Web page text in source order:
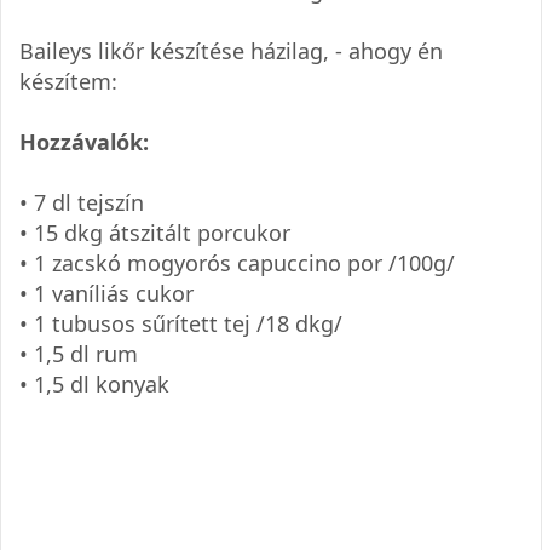
Baileys likőr készítése házilag, - ahogy én
készítem:
Hozzávalók:
• 7 dl tejszín
• 15 dkg átszitált porcukor
• 1 zacskó mogyorós capuccino por /100g/
• 1 vaníliás cukor
• 1 tubusos sűrített tej /18 dkg/
• 1,5 dl rum
• 1,5 dl konyak